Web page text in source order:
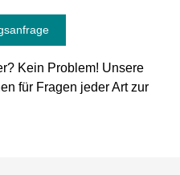
Kein Problem! Unsere
für Fragen jeder Art zur